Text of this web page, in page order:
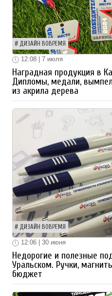
ДИЗАЙН ВОВРЕМЯ
12:08 | 7 июля
Наградная продукция в
Дипломы, медали,
из акрила дерева
ДИЗАЙН ВОВРЕМЯ
12:06 | 30 июня
Недорогие и полезные
Уральском. Ручки,
бюджет